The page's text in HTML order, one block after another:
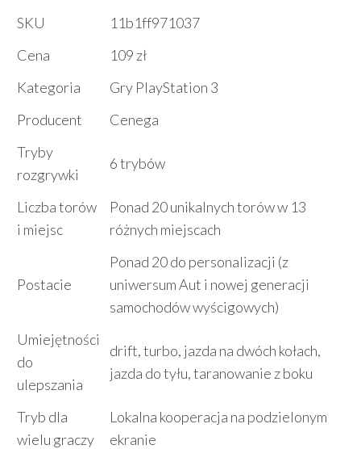
SKU
11b1ff971037
Cena
109 zł
Kategoria
Gry PlayStation 3
Producent
Cenega
Tryby
rozgrywki
6 trybów
Liczba torów
i miejsc
Ponad 20 unikalnych torów w 13
różnych miejscach
Postacie
Ponad 20 do personalizacji (z
uniwersum Aut i nowej generacji
samochodów wyścigowych)
Umiejętności
do
ulepszania
drift, turbo, jazda na dwóch kołach,
jazda do tyłu, taranowanie z boku
Tryb dla
wielu graczy
Lokalna kooperacja na podzielonym
ekranie